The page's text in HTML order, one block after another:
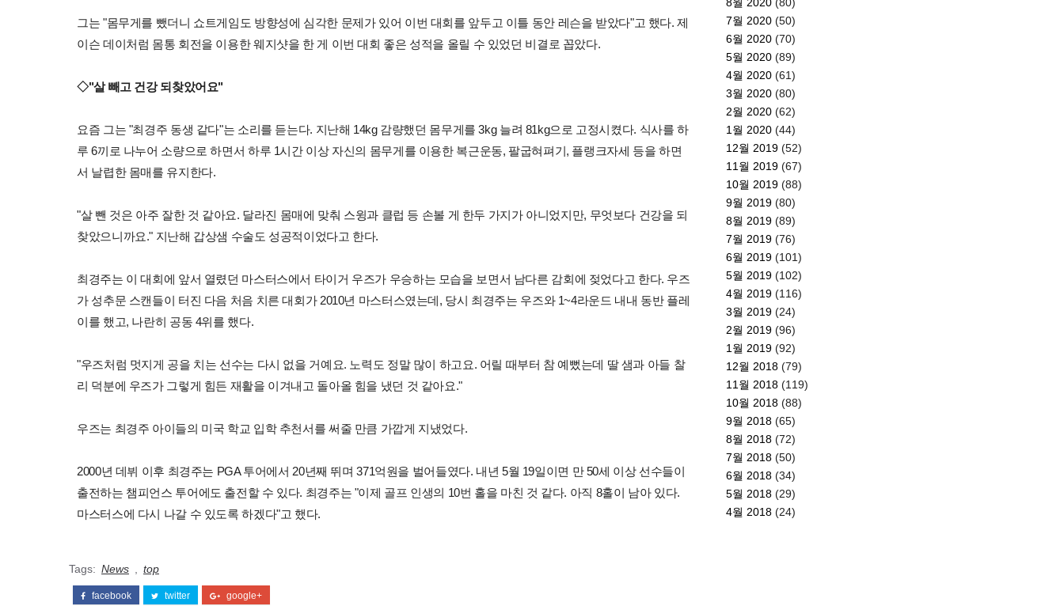
그는 "몸무게를 뺐더니 쇼트게임도 방향성에 심각한 문제가 있어 이번 대회를 앞두고 이틀 동안 레슨을 받았다"고 했다. 제
이슨 데이처럼 몸통 회전을 이용한 웨지샷을 한 게 이번 대회 좋은 성적을 올릴 수 있었던 비결로 꼽았다.
◇"살 빼고 건강 되찾았어요"
요즘 그는 "최경주 동생 같다"는 소리를 듣는다. 지난해 14kg 감량했던 몸무게를 3kg 늘려 81kg으로 고정시켰다. 식사를 하
루 6끼로 나누어 소량으로 하면서 하루 1시간 이상 자신의 몸무게를 이용한 복근운동, 팔굽혀펴기, 플랭크자세 등을 하면
서 날렵한 몸매를 유지한다.
"살 뺀 것은 아주 잘한 것 같아요. 달라진 몸매에 맞춰 스윙과 클럽 등 손볼 게 한두 가지가 아니었지만, 무엇보다 건강을 되
찾았으니까요." 지난해 갑상샘 수술도 성공적이었다고 한다.
최경주는 이 대회에 앞서 열렸던 마스터스에서 타이거 우즈가 우승하는 모습을 보면서 남다른 감회에 젖었다고 한다. 우즈
가 성추문 스캔들이 터진 다음 처음 치른 대회가 2010년 마스터스였는데, 당시 최경주는 우즈와 1~4라운드 내내 동반 플레
이를 했고, 나란히 공동 4위를 했다.
"우즈처럼 멋지게 공을 치는 선수는 다시 없을 거예요. 노력도 정말 많이 하고요. 어릴 때부터 참 예뻤는데 딸 샘과 아들 찰
리 덕분에 우즈가 그렇게 힘든 재활을 이겨내고 돌아올 힘을 냈던 것 같아요."
우즈는 최경주 아이들의 미국 학교 입학 추천서를 써줄 만큼 가깝게 지냈었다.
2000년 데뷔 이후 최경주는 PGA 투어에서 20년째 뛰며 371억원을 벌어들였다. 내년 5월 19일이면 만 50세 이상 선수들이
출전하는 챔피언스 투어에도 출전할 수 있다. 최경주는 "이제 골프 인생의 10번 홀을 마친 것 같다. 아직 8홀이 남아 있다.
마스터스에 다시 나갈 수 있도록 하겠다"고 했다.
Tags: News top
facebook twitter google+
7월 2020 (50)
6월 2020 (70)
5월 2020 (89)
4월 2020 (61)
3월 2020 (80)
2월 2020 (62)
1월 2020 (44)
12월 2019 (52)
11월 2019 (67)
10월 2019 (88)
9월 2019 (80)
8월 2019 (89)
7월 2019 (76)
6월 2019 (101)
5월 2019 (102)
4월 2019 (116)
3월 2019 (24)
2월 2019 (96)
1월 2019 (92)
12월 2018 (79)
11월 2018 (119)
10월 2018 (88)
9월 2018 (65)
8월 2018 (72)
7월 2018 (50)
6월 2018 (34)
5월 2018 (29)
4월 2018 (24)